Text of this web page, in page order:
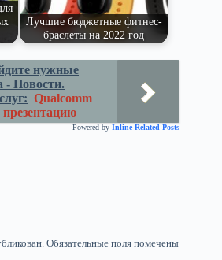
Лучшие бюджетные фитнес-
браслеты на 2022 год
нужные
- Новости.
Qualcomm
Powered by Inline Related Posts
Обязательные поля помечены